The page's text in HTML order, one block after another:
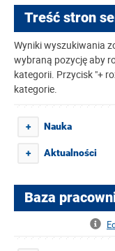
Treść stron
Wyniki wyszukiwania
wybraną pozycję aby
kategorii. Przycisk "+
kategorie.
+ Nauka
+ Aktualności
Baza